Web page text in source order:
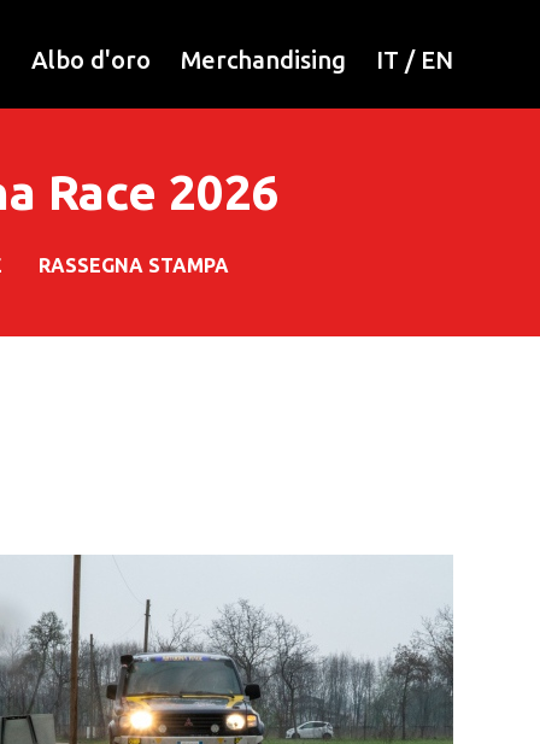
Albo d'oro Merchandising IT / EN
Race 2026
RASSEGNA STAMPA